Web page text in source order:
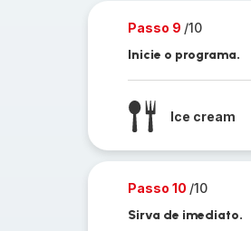
Passo 9 /10
Inicie o programa.
Ice cream
Passo 10 /10
Sirva de imediato.